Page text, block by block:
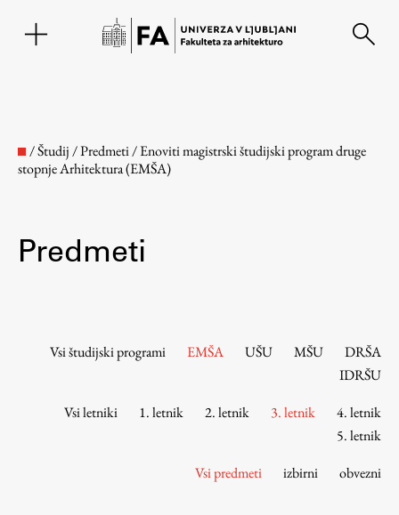
Osebje
/Študij/Predmeti/Enoviti magistrski študijski program druge
stopnje Arhitektura (EMŠA)
Predmeti
Vsi študijski programi EMŠA UŠU MŠU
DRŠA
IDRŠU
Vsi letniki
1. letnik 2. letnik 3. letnik
4. letnik
5. letnik
Vsi predmeti
izbirni obvezni